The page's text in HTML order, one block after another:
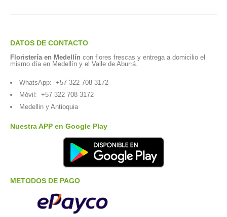
DATOS DE CONTACTO
Floristería en Medellín con flores frescas y entrega a domicilio el
mismo día en Medellín y el Valle de Aburrá.
WhatsApp: +57 322 708 3172
Móvil: +57 322 708 3172
Medellin y Antioquia
Nuestra APP en Google Play
METODOS DE PAGO